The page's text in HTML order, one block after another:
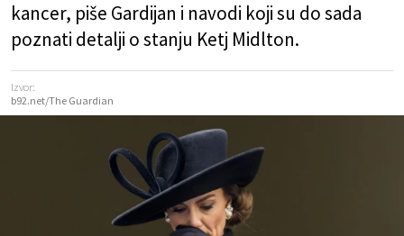
kancer, piše Gardijan i navodi koji su do sada
poznati detalji o stanju Ketj Midlton.
Izvor:
b92.net/The Guardian